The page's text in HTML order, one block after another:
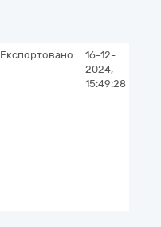
Експортовано:
16-12-
2024,
15:49:28